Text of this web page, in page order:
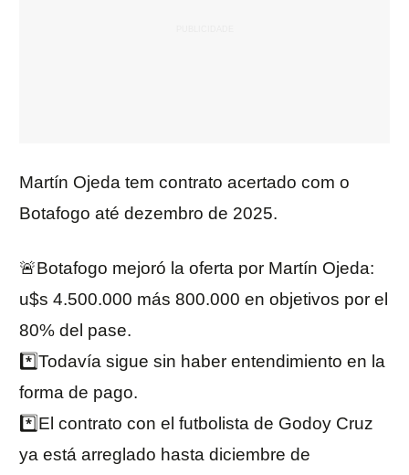
Martín Ojeda tem contrato acertado com o
Botafogo até dezembro de 2025.
🚨Botafogo mejoró la oferta por Martín Ojeda:
u$s 4.500.000 más 800.000 en objetivos por el
80% del pase.
*️⃣Todavía sigue sin haber entendimiento en la
forma de pago.
*️⃣El contrato con el futbolista de Godoy Cruz
ya está arreglado hasta diciembre de